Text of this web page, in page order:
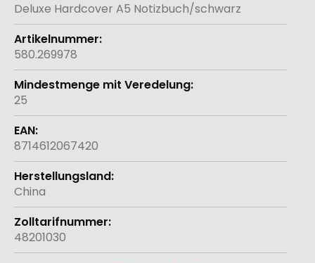
Deluxe Hardcover A5 Notizbuch/schwarz
580.269978
25
8714612067420
China
48201030